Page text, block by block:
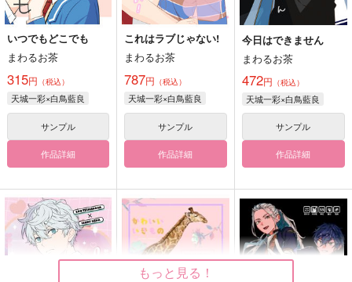
いつでもどこでも
まわるお茶
315円 （税込）
天城一彩×白鳥藍良
サンプル
作品詳細
これはラブじゃない!
まわるお茶
787円 （税込）
天城一彩×白鳥藍良
サンプル
作品詳細
今日はできません
まわるお茶
472円 （税込）
天城一彩×白鳥藍良
サンプル
作品詳細
もっと見る！